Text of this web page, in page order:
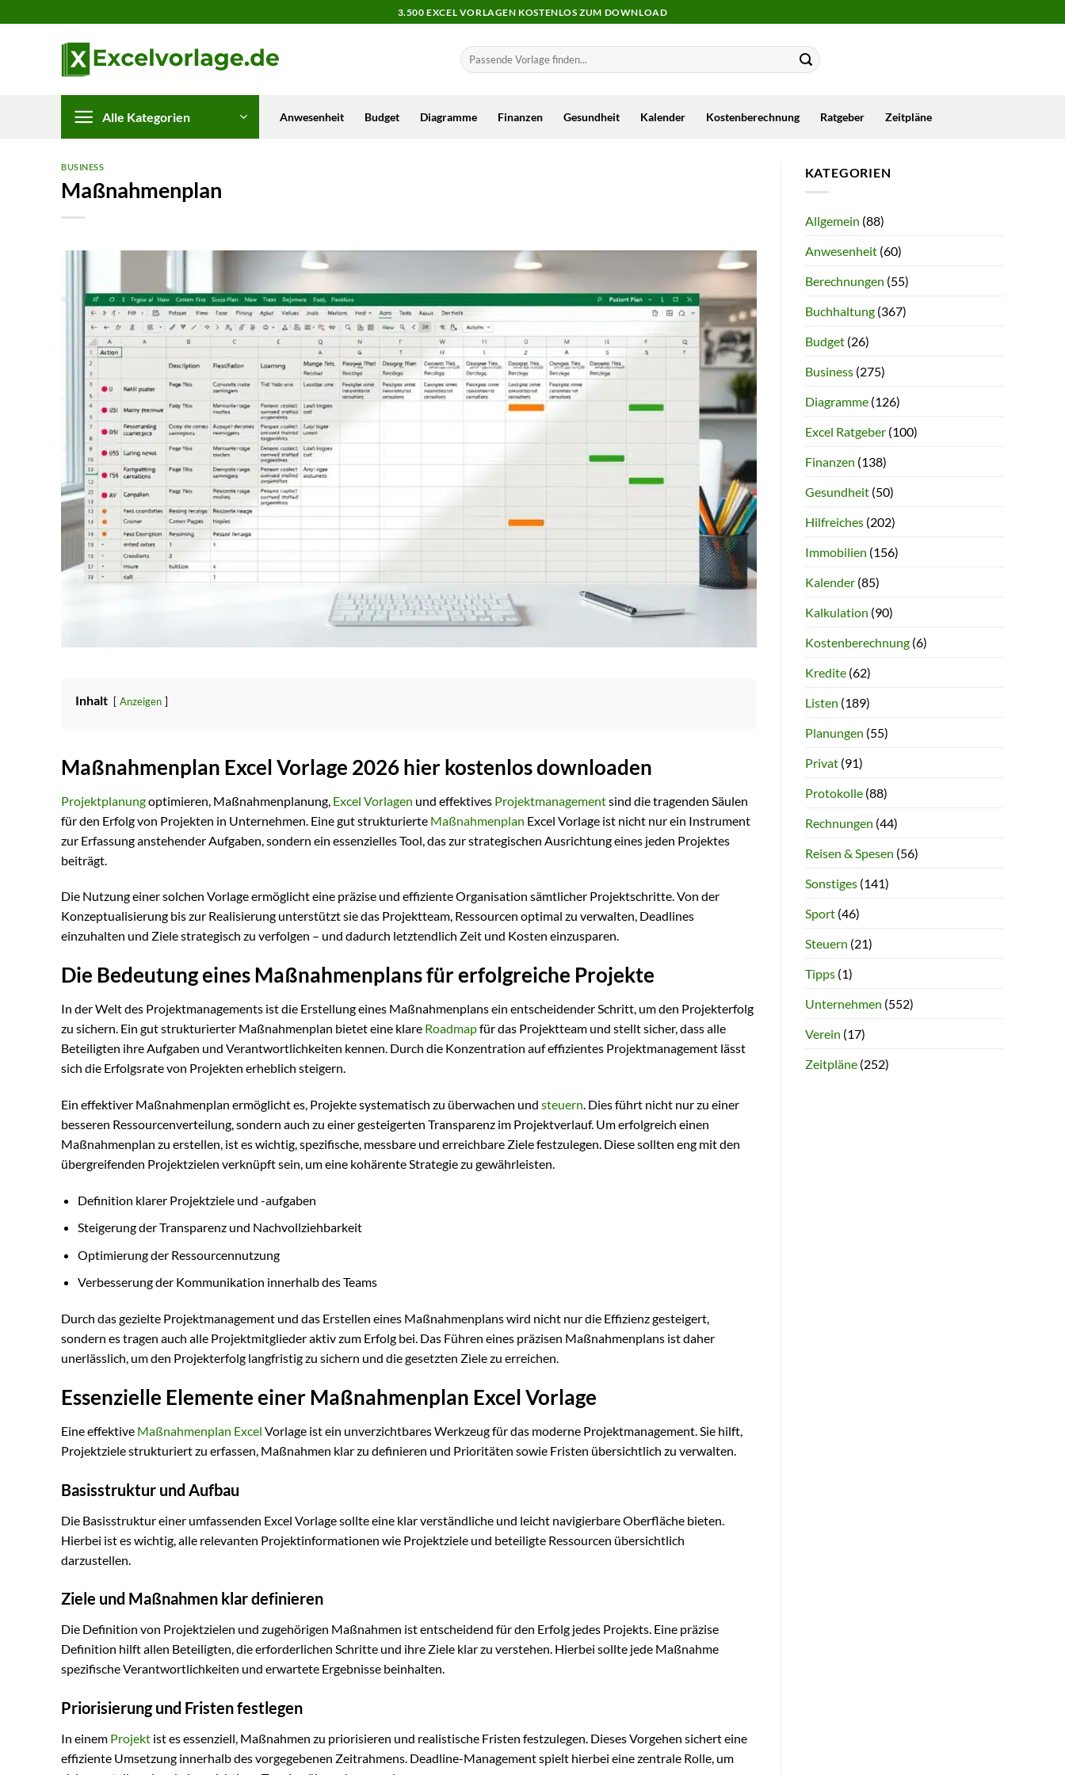
Inhalt
3.500 EXCEL VORLAGEN KOSTENLOS ZUM DOWNLOAD
Alle Kategorien Anwesenheit Budget Diagramme Finanzen Gesundheit Kalender Kostenberechnung Ratgeber Zeitpläne
BUSINESS
Maßnahmenplan
Inhalt Anzeigen
Maßnahmenplan Excel Vorlage 2026 hier kostenlos downloaden
Projektplanungoptimieren, Maßnahmenplanung, Excel Vorlagen und effektives Projektmanagementsind die tragenden Säulen
für den Erfolg von Projekten in Unternehmen. Eine gut strukturierte Maßnahmenplan Excel Vorlage ist nicht nur ein Instrument
zur Erfassung anstehender Aufgaben, sondern ein essenzielles Tool, das zur strategischen Ausrichtung eines jeden Projektes
beiträgt.
Die Nutzung einer solchen Vorlage ermöglicht eine präzise und effiziente Organisation sämtlicher Projektschritte. Von der
Konzeptualisierung bis zur Realisierung unterstützt sie das Projektteam, Ressourcen optimal zu verwalten, Deadlines
einzuhalten und Ziele strategisch zu verfolgen – und dadurch letztendlich Zeit und Kosten einzusparen.
Die Bedeutung eines Maßnahmenplans für erfolgreiche Projekte
In der Welt des Projektmanagements ist die Erstellung eines Maßnahmenplans ein entscheidender Schritt, um den Projekterfolg
zu sichern. Ein gut strukturierter Maßnahmenplan bietet eine klare Roadmapfür das Projektteam und stellt sicher, dass alle
Beteiligten ihre Aufgaben und Verantwortlichkeiten kennen. Durch die Konzentration auf effizientes Projektmanagement lässt
sich die Erfolgsrate von Projekten erheblich steigern.
Ein effektiver Maßnahmenplan ermöglicht es, Projekte systematisch zu überwachen und steuern. Dies führt nicht nur zu einer
besseren Ressourcenverteilung, sondern auch zu einer gesteigerten Transparenz im Projektverlauf. Um erfolgreich einen
Maßnahmenplan zu erstellen, ist es wichtig, spezifische, messbare und erreichbare Ziele festzulegen. Diese sollten eng mit den
übergreifenden Projektzielen verknüpft sein, um eine kohärente Strategie zu gewährleisten.
Definition klarer Projektziele und -aufgaben
Steigerung der Transparenz und Nachvollziehbarkeit
Optimierung der Ressourcennutzung
Verbesserung der Kommunikation innerhalb des Teams
Durch das gezielte Projektmanagement und das Erstellen eines Maßnahmenplans wird nicht nur die Effizienz gesteigert,
sondern es tragen auch alle Projektmitglieder aktiv zum Erfolg bei. Das Führen eines präzisen Maßnahmenplans ist daher
unerlässlich, um den Projekterfolg langfristig zu sichern und die gesetzten Ziele zu erreichen.
Essenzielle Elemente einer Maßnahmenplan Excel Vorlage
Eine effektive Maßnahmenplan Excel Vorlage ist ein unverzichtbares Werkzeug für das moderne Projektmanagement. Sie hilft,
Projektziele strukturiert zu erfassen, Maßnahmen klar zu definieren und Prioritäten sowie Fristen übersichtlich zu verwalten.
Basisstruktur und Aufbau
Die Basisstruktur einer umfassenden Excel Vorlage sollte eine klar verständliche und leicht navigierbare Oberfläche bieten.
Hierbei ist es wichtig, alle relevanten Projektinformationen wie Projektziele und beteiligte Ressourcen übersichtlich
darzustellen.
Ziele und Maßnahmen klar definieren
Die Definition von Projektzielen und zugehörigen Maßnahmen ist entscheidend für den Erfolg jedes Projekts. Eine präzise
Definition hilft allen Beteiligten, die erforderlichen Schritte und ihre Ziele klar zu verstehen. Hierbei sollte jede Maßnahme
spezifische Verantwortlichkeiten und erwartete Ergebnisse beinhalten.
Priorisierung und Fristen festlegen
In einem Projekt ist es essenziell, Maßnahmen zu priorisieren und realistische Fristen festzulegen. Dieses Vorgehen sichert eine
effiziente Umsetzung innerhalb des vorgegebenen Zeitrahmens. Deadline-Management spielt hierbei eine zentrale Rolle, um
KATEGORIEN
Allgemein (88)
Anwesenheit(60)
Berechnungen (55)
Buchhaltung(367)
Budget(26)
Business(275)
Diagramme(126)
Excel Ratgeber(100)
Finanzen (138)
Gesundheit(50)
Hilfreiches(202)
Immobilien (156)
Kalender(85)
Kalkulation (90)
Kostenberechnung(6)
Kredite(62)
Listen (189)
Planungen (55)
Privat(91)
Protokolle(88)
Rechnungen (44)
Reisen & Spesen (56)
Sonstiges(141)
Sport(46)
Steuern (21)
Tipps(1)
Unternehmen (552)
Verein (17)
Zeitpläne(252)